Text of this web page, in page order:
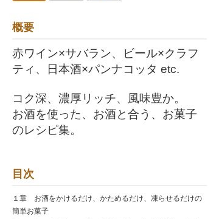
概要
赤ワイン×サバラン、ビール×クラフ
ティ、日本酒×パンナコッタ etc.
コク深、濃厚リッチ、風味豊か。
お酒を使った、お酒と合う、お菓子
のレシピ集。
目次
１章 お酒をかけるだけ、かためるだけ、凍らせるだけの
簡単お菓子